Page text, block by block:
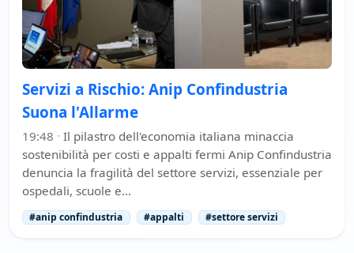
Servizi a Rischio: Anip Confindustria
Suona l'Allarme
19:48 · Il pilastro dell'economia italiana minaccia
sostenibilità per costi e appalti fermi Anip Confindustria
denuncia la fragilità del settore servizi, essenziale per
ospedali, scuole e…
#anip confindustria #appalti #settore servizi